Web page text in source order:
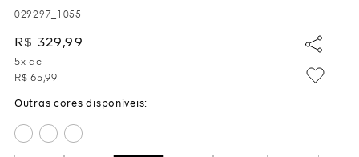
029297_1055
R$ 329,99
5x de
R$ 65,99